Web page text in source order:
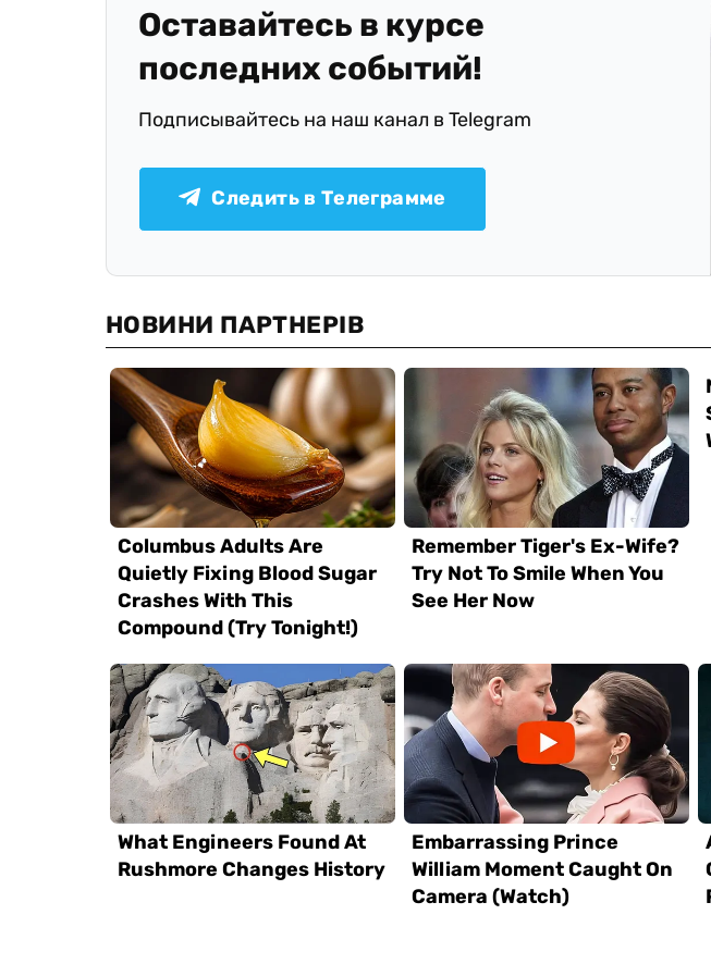
Оставайтесь в курсе
последних событий!
Подписывайтесь на наш канал в Telegram
Следить в Телеграмме